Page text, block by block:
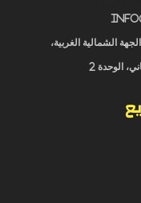
الشمالية الغربية،
الوحدة 2